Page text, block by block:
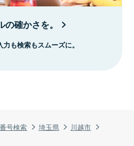
号検索 埼玉県
川越市
確かさを。
も検索もスムーズに。